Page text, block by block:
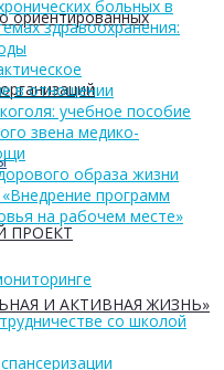
ориентированных
ПРОЕКТ
И АКТИВНАЯ ЖИЗНЬ»
больных в
здравоохранения:
в отношении
учебное пособие
звена медико-
образа жизни
программ
на рабочем месте»
со школой